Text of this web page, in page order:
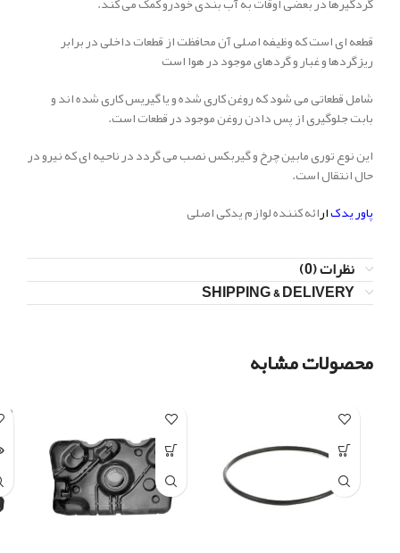
قطعه ای است که وظیفه اصلی آن محافظت از قطعات داخلی در برابر
ریزگردها و غبار و گردهای موجود در هوا است
شامل قطعاتی می شود که روغن کاری شده و یا گیریس کاری شده اند و
بابت جلوگیری از پس دادن روغن موجود در قطعات است.
این نوع توری مابین چرخ و گیربکس نصب می گردد در ناحیه ای که نیرو در
حال انتقال است.
پاور یدکارائه کننده لوازم یدکی اصلی
نظرات (0)
SHIPPING & DELIVERY
محصولات مشابه